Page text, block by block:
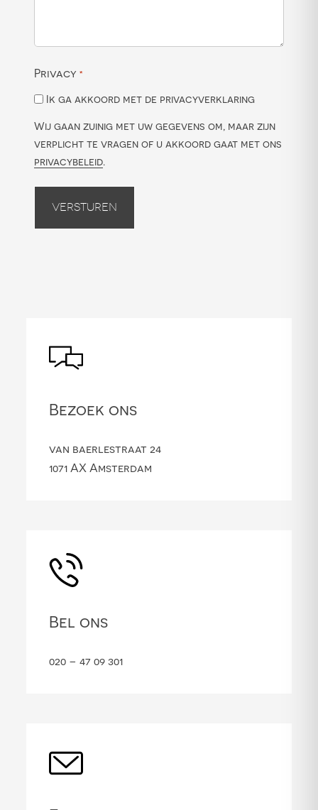
Privacy *
Ik ga akkoord met de privacyverklaring
Wij gaan zuinig met uw gegevens om, maar zijn
verplicht te vragen of u akkoord gaat met ons
privacybeleid.
Versturen
Bezoek ons
van baerlestraat 24
1071 AX Amsterdam
Bel ons
020 – 47 09 301